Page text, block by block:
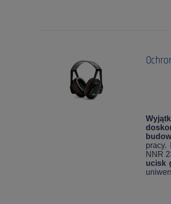
pracy.
NNR
ucisk